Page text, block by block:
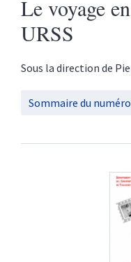
Le voyage
URSS
Sous la direction de
Sommaire du numéro